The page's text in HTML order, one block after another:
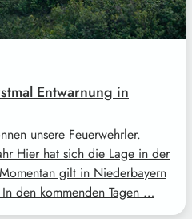
Entwarnung in
unsere Feuerwehrler.
Hier hat sich die Lage in der
gilt in Niederbayern
den kommenden Tagen …